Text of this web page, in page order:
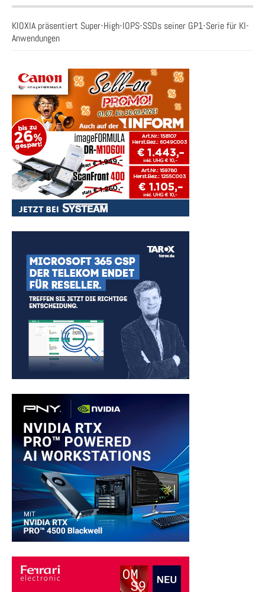
KIOXIA präsentiert Super-High-IOPS-SSDs seiner GP1-Serie für KI-
Anwendungen